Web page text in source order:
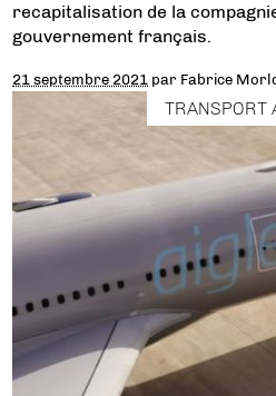
recapitalisation de la
gouvernement français.
21 septembre 2021 par Fabrice
TRANSPORT